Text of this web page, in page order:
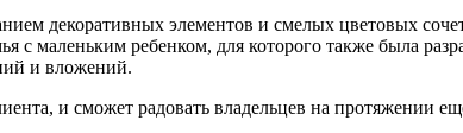
декоративных элементов и смелых цветовых
с маленьким ребенком, для которого также была
и вложений.
и сможет радовать владельцев на протяжении